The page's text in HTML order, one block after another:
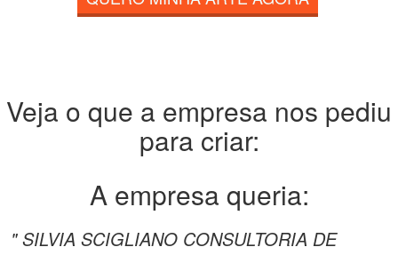
Veja o que a empresa nos pediu
para criar:
A empresa queria:
" SILVIA SCIGLIANO CONSULTORIA DE